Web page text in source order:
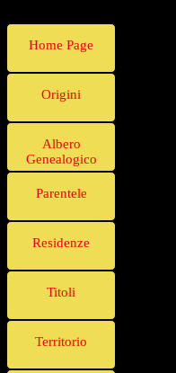
Home Page
Origini
Albero
Genealogico
Parentele
Residenze
Titoli
Territorio